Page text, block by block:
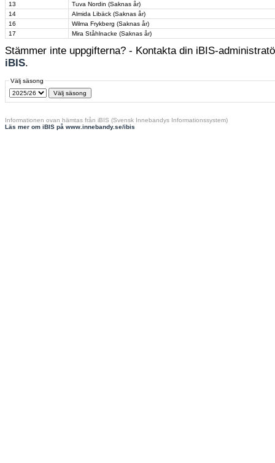
13
Tuva Nordin (Saknas år)
14
Almida Libäck (Saknas år)
16
Wilma Frykberg (Saknas år)
17
Mira Ståhlnacke (Saknas år)
Stämmer inte uppgifterna? - Kontakta din iBIS-
iBIS.
Välj säsong
Informationen ovan hämtas från iBIS (Svensk Innebandys Informationssystem)
Läs mer om iBIS på www.innebandy.se/ibis